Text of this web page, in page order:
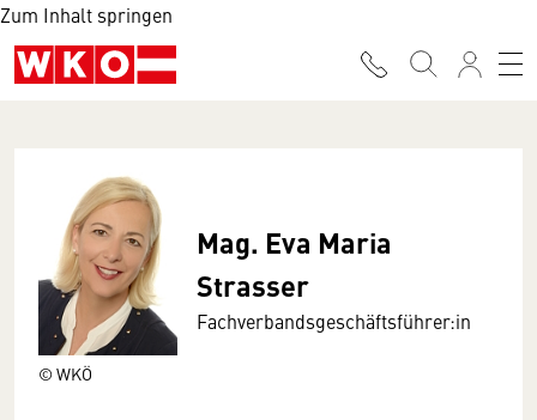
Zum Inhalt springen
© WKÖ
Mag. Eva Maria
Strasser
Fachverbandsgeschäftsführer:in